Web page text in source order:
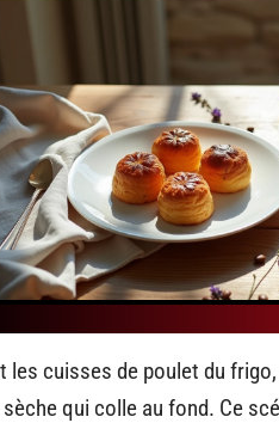
les cuisses de poulet du
qui colle au fond. Ce